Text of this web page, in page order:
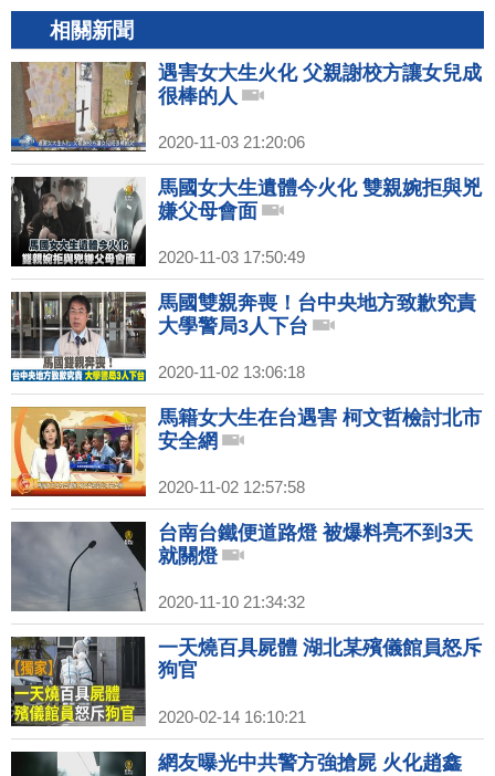
相關新聞
遇害女大生火化 父親謝校方讓女兒成
很棒的人
2020-11-03 21:20:06
馬國女大生遺體今火化 雙親婉拒與兇
嫌父母會面
2020-11-03 17:50:49
馬國雙親奔喪！台中央地方致歉究責
大學警局3人下台
2020-11-02 13:06:18
馬籍女大生在台遇害 柯文哲檢討北市
安全網
2020-11-02 12:57:58
台南台鐵便道路燈 被爆料亮不到3天
就關燈
2020-11-10 21:34:32
一天燒百具屍體 湖北某殯儀館員怒斥
狗官
2020-02-14 16:10:21
網友曝光中共警方強搶屍 火化趙鑫